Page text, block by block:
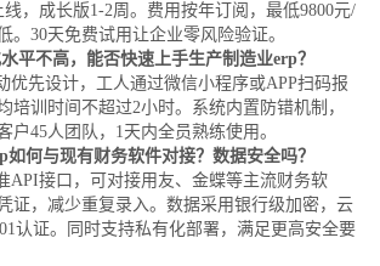
，成长版1-2周。费用按年订阅，最低9800元/
。30天免费试用让企业零风险验证。
平不高，能否快速上手生产制造业erp？
优先设计，工人通过微信小程序或APP扫码报
培训时间不超过2小时。系统内置防错机制，
户45人团队，1天内全员熟练使用。
如何与现有财务软件对接？数据安全吗？
API接口，可对接用友、金蝶等主流财务软
证，减少重复录入。数据采用银行级加密，云
认证。同时支持私有化部署，满足更高安全要